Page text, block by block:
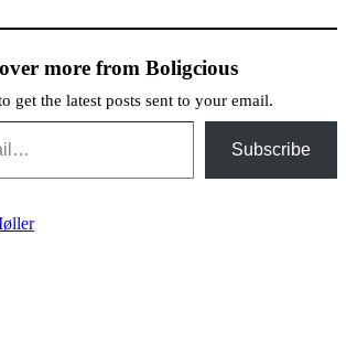
more from Boligcious
get the latest posts sent to your email.
Subscribe